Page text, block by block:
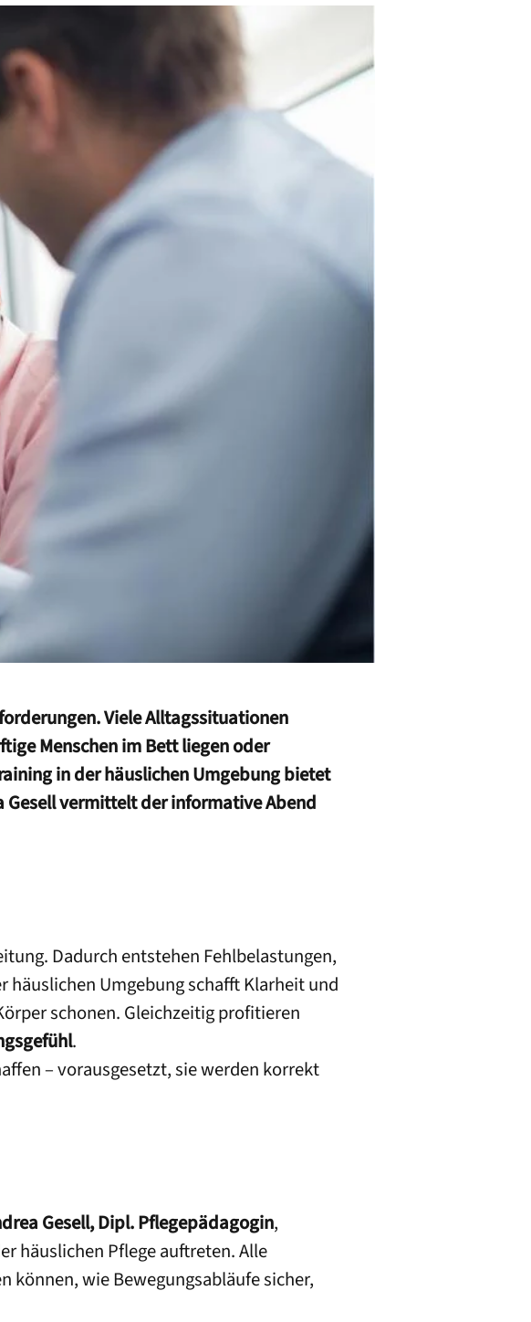
Viele Alltagssituationen
Menschen im Bett liegen oder
in der häuslichen Umgebung bietet
vermittelt der informative Abend
Dadurch entstehen Fehlbelastungen,
häuslichen Umgebung schafft Klarheit und
schonen. Gleichzeitig profitieren
.
– vorausgesetzt, sie werden korrekt
Gesell, Dipl. Pflegepädagogin,
häuslichen Pflege auftreten. Alle
können, wie Bewegungsabläufe sicher,